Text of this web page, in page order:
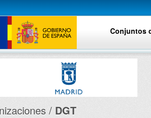
Conjuntos
DGT